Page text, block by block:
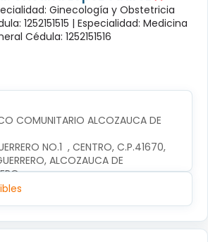
Ginecología y Obstetricia
1252151515 | Especialidad: Medicina
Cédula: 1252151516
COMUNITARIO ALCOZAUCA DE
NO.1  , CENTRO, C.P.41670,
ALCOZAUCA DE